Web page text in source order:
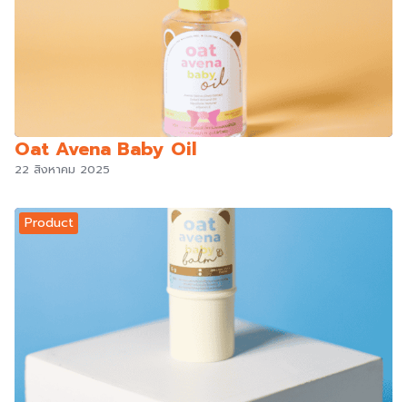
Oat Avena Baby Oil
22 สิงหาคม 2025
Product